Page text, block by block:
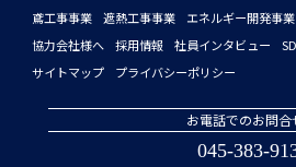
鳶工事事業
遮熱工事事業 エネルギー開発事業
協力会社様へ
採用情報 社員インタビュー
サイトマップ
プライバシーポリシー
お電話でのお問合
045-383-